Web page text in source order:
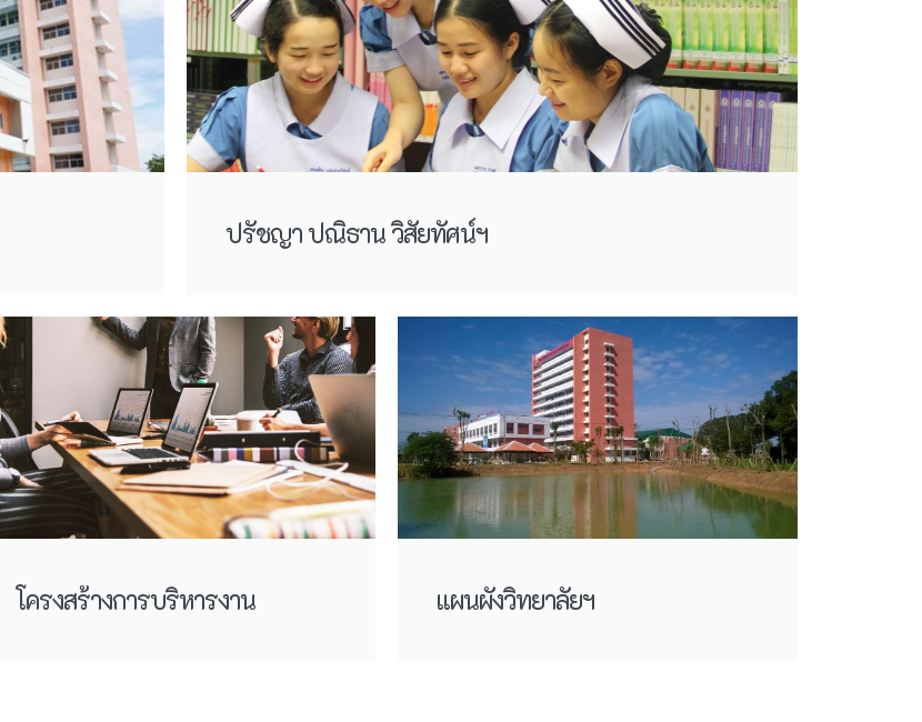
ปรัชญา ปณิธาน วิสัยทัศน์ฯ
โครงสร้างการบริหารงาน แผนผังวิทยาลัยฯ